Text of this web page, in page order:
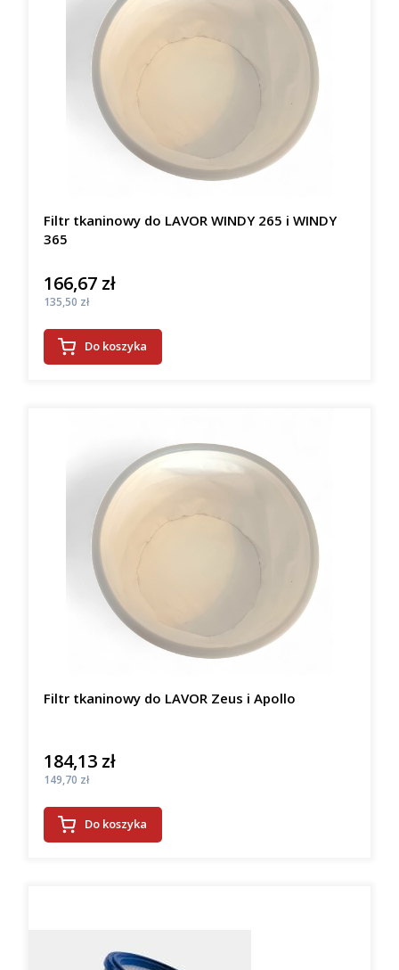
Filtr tkaninowy do LAVOR WINDY 265 i WINDY
365
Cena
166,67 zł
Cena
135,50 zł
Do koszyka
Filtr tkaninowy do LAVOR Zeus i Apollo
Cena
184,13 zł
Cena
149,70 zł
Do koszyka